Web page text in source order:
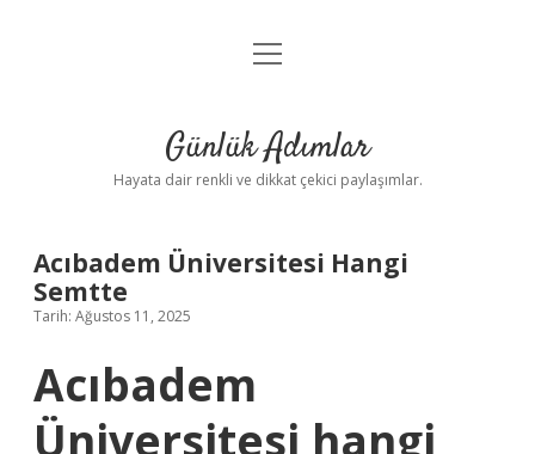
Anasayfa
Yasal Uyarı
menüyü
Günlük Adımlar
Hayata dair renkli ve dikkat çekici paylaşımlar.
Acıbadem Üniversitesi Hangi
Semtte
Tarih: Ağustos 11, 2025
Acıbadem
Üniversitesi hangi